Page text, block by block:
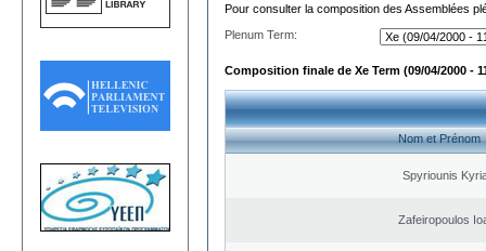
Pour consulter la composition des Assemblées
Plenum Term:
Composition finale de Xe Term (09/04/2000 -
Nom et Prénom
Spyriounis
Zafeiropoulos